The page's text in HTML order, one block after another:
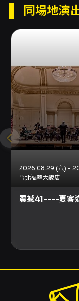
購票與取票 -
Apple Pay、
前請先加入
金或信用卡
FamiPort、
支援電腦自
訂單最多可
輪椅席、輪
扣方案，可
本場次提供
顯示為準，
式請分次購
800、1,200
JCF x VAF
與 8/16 VAF
惠。銷售期
若折扣方案設
該折扣僅限
期限：最遲
理，逾期恕
需先退票再
子票或尚未
3 個工作日
退票（至
同場地演
台北福華大飯店
震撼41----夏客